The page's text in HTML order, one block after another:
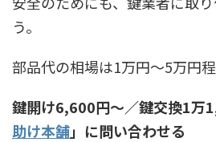
う。
部品代の相場は1万円〜5万円程
鍵開け6,600円〜／鍵交換1万
助け本舗」に問い合わせる